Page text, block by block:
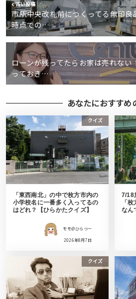
古い投稿
市駅中央改札前につくってる無印
時点での…
ローンが残ってたらお家は売れな
っておき…
あなたにおすすめ
クイズ
「東西南北」の中で枚方市内の
小学校名に一番多く入ってるの
はどれ？【ひらかたクイズ】
モモ＠ひらつー
2026年8月7日
7/18
「
なん
クイズ